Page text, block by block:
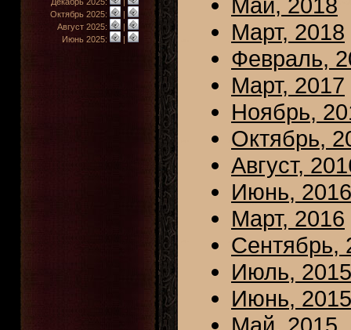
Октябрь 2025:
|
Август 2025:
|
Июнь 2025:
|
Март, 2018
Февраль,
Март, 2017
Ноябрь,
Октябрь,
Август,
Июнь, 2016
Март, 2016
Сентябрь,
Июль, 2015
Июнь, 2015